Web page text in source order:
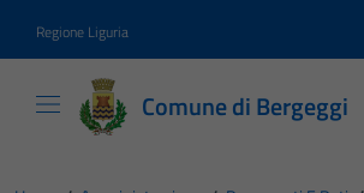
Regione Liguria
Comune di Bergeggi